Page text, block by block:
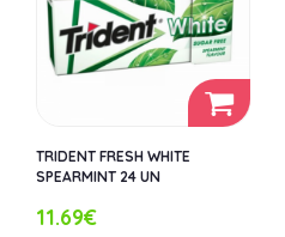
TRIDENT FRESH WHITE
SPEARMINT 24 UN
11.69€